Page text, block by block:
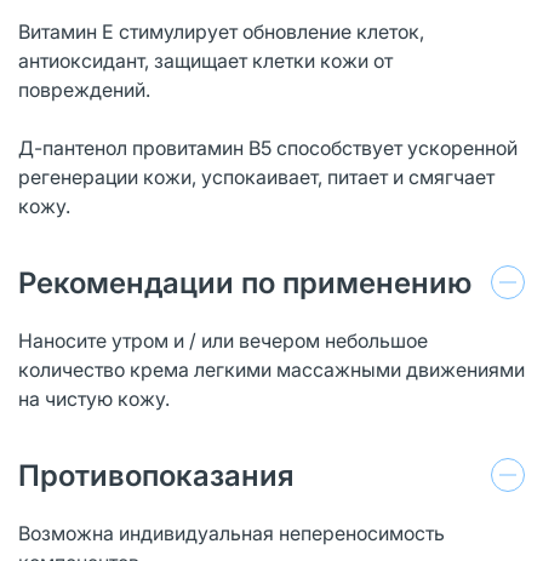
Витамин Е стимулирует обновление клеток,
антиоксидант, защищает клетки кожи от
повреждений.
Д-пантенол провитамин В5 способствует ускоренной
регенерации кожи, успокаивает, питает и смягчает
кожу.
Рекомендации по применению
Наносите утром и / или вечером небольшое
количество крема легкими массажными движениями
на чистую кожу.
Противопоказания
Возможна индивидуальная непереносимость